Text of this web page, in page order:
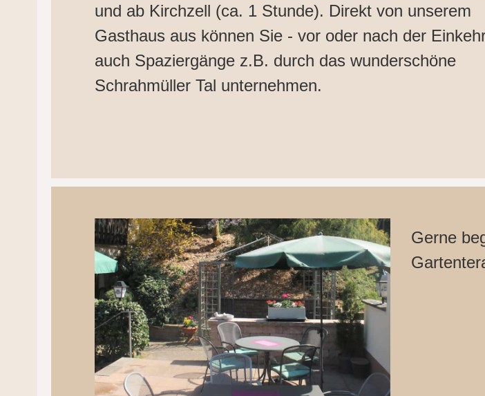
und ab Kirchzell (ca. 1 Stunde). Direkt von unserem
Gasthaus aus können Sie - vor oder nach der
auch Spaziergänge z.B. durch das wunderschöne
Schrahmüller Tal unternehmen.
Gerne